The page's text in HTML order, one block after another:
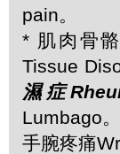
pain。
* 肌肉骨
Tissue
濕症
Lumbago
手腕疼痛